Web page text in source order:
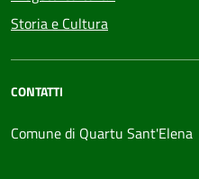
Storia e Cultura
CONTATTI
Comune di Quartu Sant'Elena